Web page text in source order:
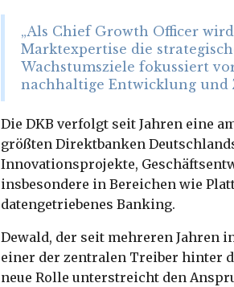
„Als Chief Growth Officer
Marktexpertise die
Wachstumsziele fokussiert
nachhaltige Entwicklung und
Die DKB verfolgt seit Jahren eine
größten Direktbanken
Innovationsprojekte,
insbesondere in Bereichen wie
datengetriebenes Banking.
Dewald, der seit mehreren Jahren
einer der zentralen Treiber hinter
neue Rolle unterstreicht den